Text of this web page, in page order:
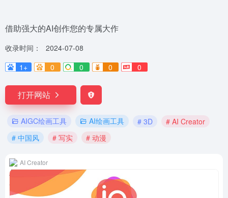
借助强大的AI创作您的专属大作
收录时间：
2024-07-08
1+
0 0 0 0
打开网站
AIGC绘画工具 AI绘画工具 # 3D
# AI Creator
# 中国风
# 写实 # 动漫
AI Creator